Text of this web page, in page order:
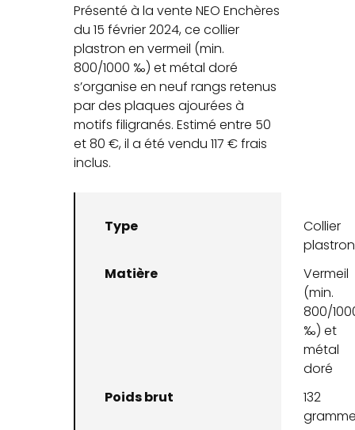
Présenté à la vente NEO Enchères
du 15 février 2024, ce collier
plastron en vermeil (min.
800/1000 ‰) et métal doré
s’organise en neuf rangs retenus
par des plaques ajourées à
motifs filigranés. Estimé entre 50
et 80 €, il a été vendu 117 € frais
inclus.
Type
Collier
plastron
Matière
Vermeil
(min.
800/
‰) et
métal
doré
Poids brut
132